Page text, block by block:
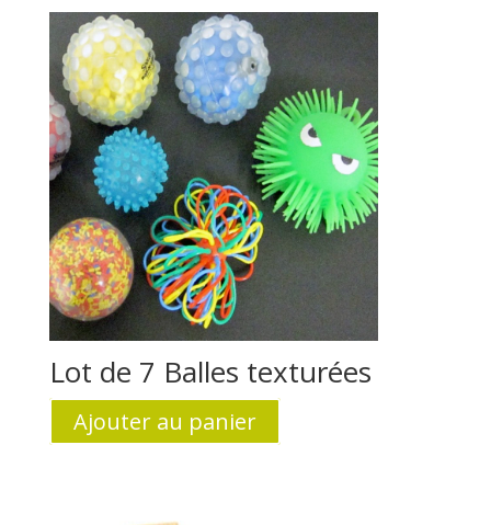
Lot de 7 Balles texturées
Ajouter au panier